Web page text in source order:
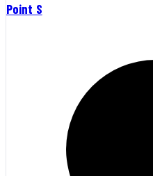
Point S